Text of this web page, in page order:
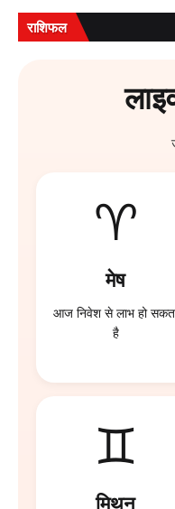
राशिफल
♈
मेष
करियर में बड़ी सफलता मिल
सकती है
♊
मिथुन